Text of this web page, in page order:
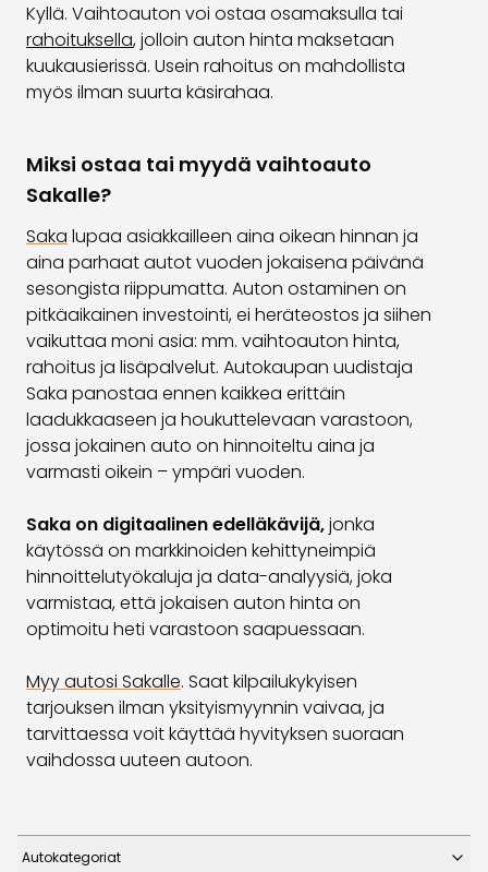
Kyllä. Vaihtoauton voi ostaa osamaksulla tai
rahoituksella, jolloin auton hinta maksetaan
kuukausierissä. Usein rahoitus on mahdollista
myös ilman suurta käsirahaa.
Miksi ostaa tai myydä vaihtoauto
Sakalle?
Saka lupaa asiakkailleen aina oikean hinnan ja
aina parhaat autot vuoden jokaisena päivänä
sesongista riippumatta. Auton ostaminen on
pitkäaikainen investointi, ei heräteostos ja siihen
vaikuttaa moni asia: mm. vaihtoauton hinta,
rahoitus ja lisäpalvelut. Autokaupan uudistaja
Saka panostaa ennen kaikkea erittäin
laadukkaaseen ja houkuttelevaan varastoon,
jossa jokainen auto on hinnoiteltu aina ja
varmasti oikein – ympäri vuoden.
Saka on digitaalinen edelläkävijä,jonka
käytössä on markkinoiden kehittyneimpiä
hinnoittelutyökaluja ja data-analyysiä, joka
varmistaa, että jokaisen auton hinta on
optimoitu heti varastoon saapuessaan.
Myy autosi Sakalle. Saat kilpailukykyisen
tarjouksen ilman yksityismyynnin vaivaa, ja
tarvittaessa voit käyttää hyvityksen suoraan
vaihdossa uuteen autoon.
Autokategoriat